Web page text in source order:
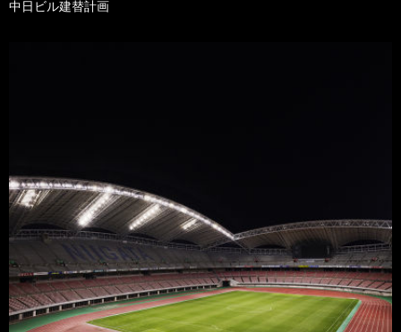
中日ビル建替計画